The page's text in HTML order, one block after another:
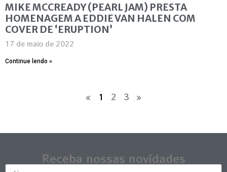
MIKE MCCREADY (PEARL JAM) PRESTA
HOMENAGEM A EDDIE VAN HALEN COM
COVER DE ‘ERUPTION’
17 de maio de 2022
Continue lendo »
« 1 2 3 »
Receba nossas novidades